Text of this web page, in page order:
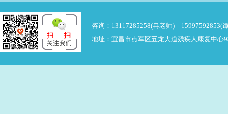
咨询：13117285258(冉老师) 15997592853(
地址：宜昌市点军区五龙大道残疾人康复中